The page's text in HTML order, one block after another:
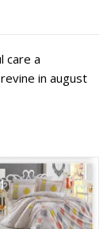
care a
in august